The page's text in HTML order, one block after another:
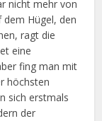
nicht mehr von
Hügel, den
ragt die
eine
fing man mit
höchsten
sich erstmals
der